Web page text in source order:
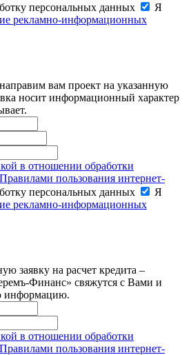
персональных данных
Я
рекламно-информационных
вам проект на указанную
носит информационный характер
в отношении обработки
Правилами пользования интернет-
персональных данных
Я
рекламно-информационных
заявку на расчет кредита –
Финанс» свяжутся с Вами и
информацию.
в отношении обработки
Правилами пользования интернет-